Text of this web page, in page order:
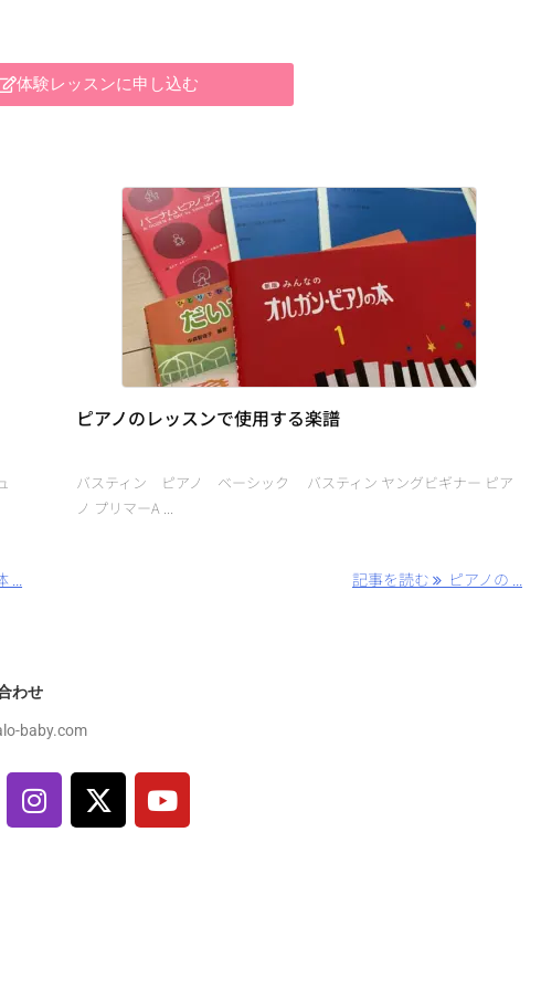
体験レッスンに申し込む
...
ピアノのレッスンで使用する楽譜
バスティン ピアノ ベーシック バスティン ヤングビギナー ピア
ノ プリマーA ...
記事を読む ピアノの ...
わせ
baby.com